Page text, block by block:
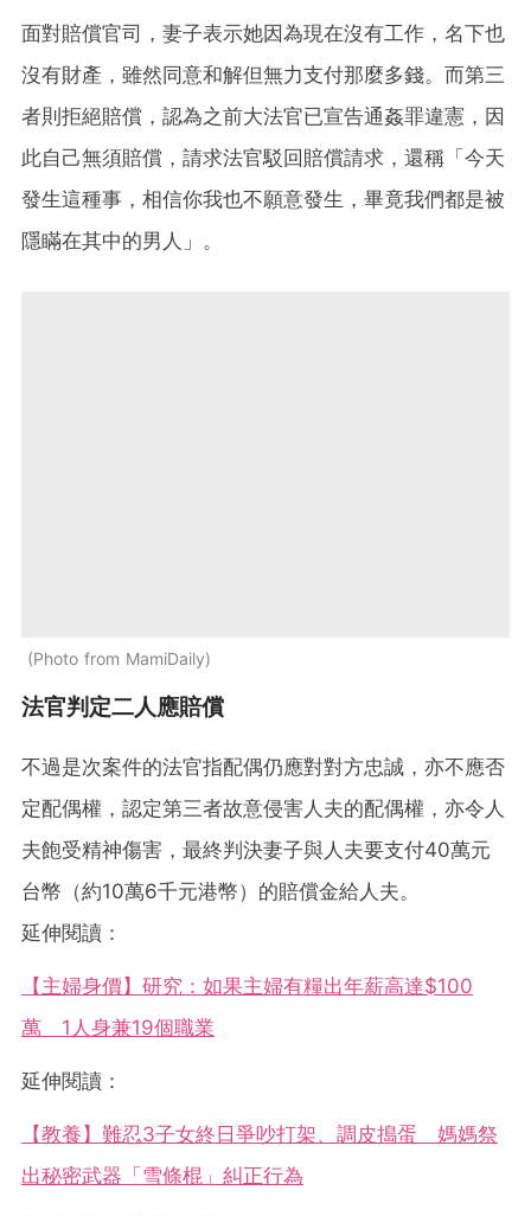
面對賠償官司，妻子表示她因為現在沒有工作，名下也
沒有財產，雖然同意和解但無力支付那麼多錢。而第三
者則拒絕賠償，認為之前大法官已宣告通姦罪違憲，因
此自己無須賠償，請求法官駁回賠償請求，還稱「今天
發生這種事，相信你我也不願意發生，畢竟我們都是被
隱瞞在其中的男人」。
Photo from MamiDaily
法官判定二人應賠償
不過是次案件的法官指配偶仍應對對方忠誠，亦不應否
定配偶權，認定第三者故意侵害人夫的配偶權，亦令人
夫飽受精神傷害，最終判決妻子與人夫要支付40萬元
台幣（約10萬6千元港幣）的賠償金給人夫。
延伸閱讀：
【主婦身價】研究：如果主婦有糧出年薪高達$100
萬 1人身兼19個職業
延伸閱讀：
【教養】難忍3子女終日爭吵打架、調皮搗蛋 媽媽祭
出秘密武器「雪條棍」糾正行為